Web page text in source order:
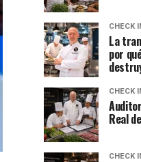
CHECK
La
por
CHECK
Real
CHECK